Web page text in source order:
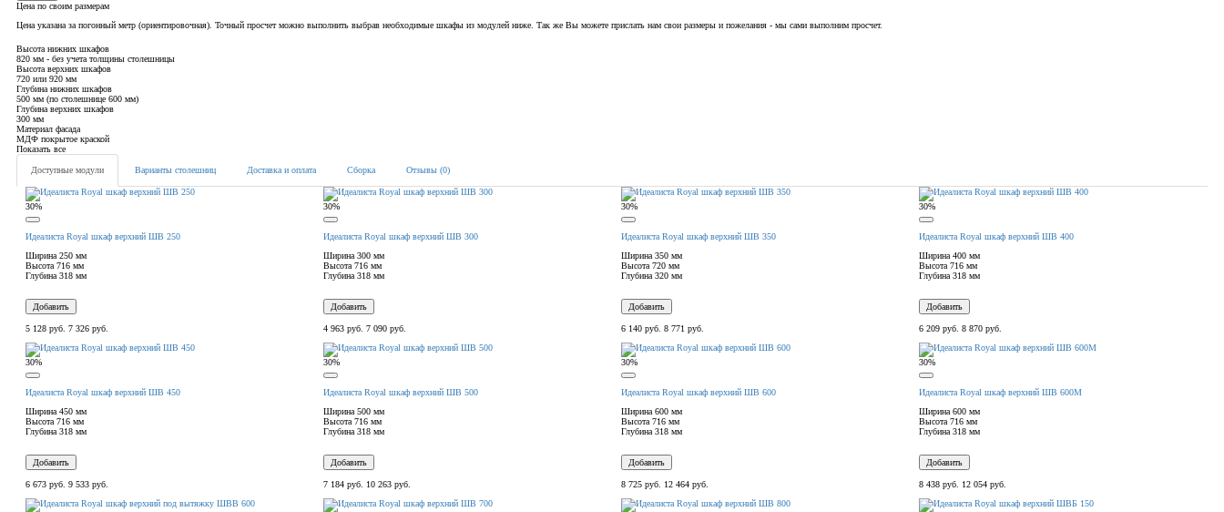
Цена по своим размерам
Цена указана за погонный метр (ориентировочная). Точный просчет можно выполнить выбрав необходимые шкафы из модулей ниже. Так же Вы можете прислать нам свои размеры и пожелания - мы сами выполним просчет.
Высота нижних шкафов
820 мм - без учета толщины столешницы
Высота верхних шкафов
720 или 920 мм
Глубина нижних шкафов
500 мм (по столешнице 600 мм)
Глубина верхних шкафов
300 мм
Материал фасада
МДФ покрытое краской
Показать все
Доступные модули Варианты столешниц Доставка и оплата Сборка Отзывы (0)
30%
Идеалиста Royal шкаф верхний ШВ 250
Ширина 250 мм
Высота 716 мм
Глубина 318 мм
Добавить
5 128 руб. 7 326 руб.
30%
Идеалиста Royal шкаф верхний ШВ 300
Ширина 300 мм
Высота 716 мм
Глубина 318 мм
Добавить
4 963 руб. 7 090 руб.
30%
Идеалиста Royal шкаф верхний ШВ 350
Ширина 350 мм
Высота 720 мм
Глубина 320 мм
Добавить
6 140 руб. 8 771 руб.
30%
Идеалиста Royal шкаф верхний ШВ 400
Ширина 400 мм
Высота 716 мм
Глубина 318 мм
Добавить
6 209 руб. 8 870 руб.
30%
Идеалиста Royal шкаф верхний ШВ 450
Ширина 450 мм
Высота 716 мм
Глубина 318 мм
Добавить
6 673 руб. 9 533 руб.
30%
Идеалиста Royal шкаф верхний ШВ 500
Ширина 500 мм
Высота 716 мм
Глубина 318 мм
Добавить
7 184 руб. 10 263 руб.
30%
Идеалиста Royal шкаф верхний ШВ 600
Ширина 600 мм
Высота 716 мм
Глубина 318 мм
Добавить
8 725 руб. 12 464 руб.
30%
Идеалиста Royal шкаф верхний ШВ 600М
Ширина 600 мм
Высота 716 мм
Глубина 318 мм
Добавить
8 438 руб. 12 054 руб.